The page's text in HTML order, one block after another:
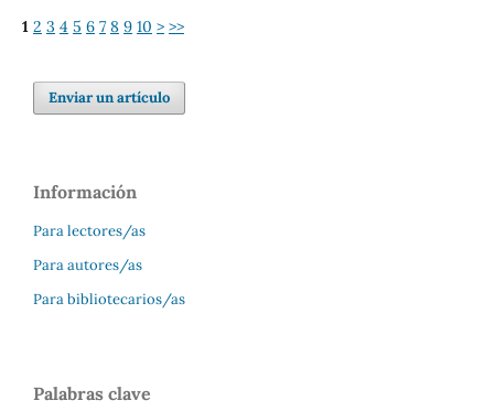
1 2 3 4 5 6 7 8 9 10 > >>
Enviar un artículo
Información
Para lectores/as
Para autores/as
Para bibliotecarios/as
Palabras clave